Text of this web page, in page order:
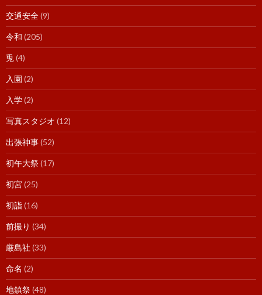
交通安全(9)
令和 (205)
兎 (4)
入園 (2)
入学(2)
写真スタジオ (12)
出張神事(52)
初午大祭(17)
初宮(25)
初詣(16)
前撮り (34)
厳島社 (33)
命名 (2)
地鎮祭(48)